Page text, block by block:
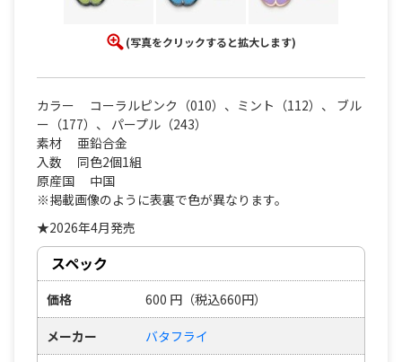
(写真をクリックすると拡大します)
カラー コーラルピンク（010）、ミント（112）、 ブル
ー（177）、 パープル（243）
素材 亜鉛合金
入数 同色2個1組
原産国 中国
※掲載画像のように表裏で色が異なります。
★2026年4月発売
スペック
価格 600 円 （税込660円）
メーカー バタフライ